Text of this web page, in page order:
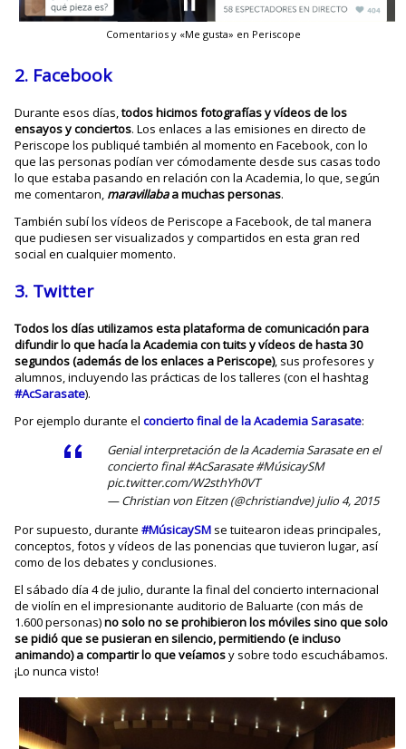
Comentarios y «Me gusta» en Periscope
2. Facebook
Durante esos días,todos hicimos fotografías y vídeos de los
ensayos y conciertos. Los enlaces a las emisiones en directo de
Periscope los publiqué también al momento en Facebook, con lo
que las personas podían ver cómodamente desde sus casas todo
lo que estaba pasando en relación con la Academia, lo que, según
me comentaron, maravillabaa muchas personas.
También subí los vídeos de Periscope a Facebook, de tal manera
que pudiesen ser visualizados y compartidos en esta gran red
social en cualquier momento.
3. Twitter
Todos los días utilizamos esta plataforma de comunicación para
difundir lo que hacía la Academia con tuits y vídeos de hasta 30
segundos (además de los enlaces a Periscope), sus profesores y
alumnos, incluyendo las prácticas de los talleres (con el hashtag
#AcSarasate).
Por ejemplo durante elconcierto final de la Academia Sarasate:
Genial interpretación de la Academia Sarasate en el
concierto final#AcSarasate#MúsicaySM
pic.twitter.com/W2sthYh0VT
— Christian von Eitzen (@christiandve)julio 4, 2015
Por supuesto, durante#MúsicaySM se tuitearon ideas principales,
conceptos, fotos y vídeos de las ponencias que tuvieron lugar, así
como de los debates y conclusiones.
El sábado día 4 de julio, durante la final del concierto internacional
de violín en el impresionante auditorio de Baluarte (con más de
1.600 personas)no solo no se prohibieron los móviles sino que solo
se pidió que se pusieran en silencio, permitiendo (e incluso
animando) a compartir lo que veíamosy sobre todo escuchábamos.
¡Lo nunca visto!